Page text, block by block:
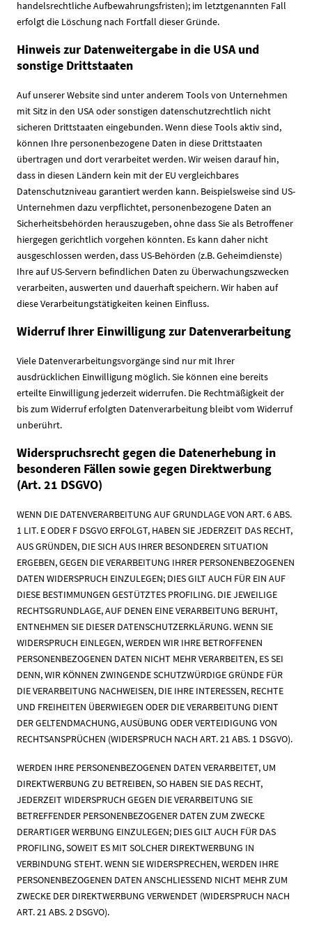
handelsrechtliche Aufbewahrungsfristen); im letztgenannten Fall
erfolgt die Löschung nach Fortfall dieser Gründe.
Hinweis zur Datenweitergabe in die USA und
sonstige Drittstaaten
Auf unserer Website sind unter anderem Tools von Unternehmen
mit Sitz in den USA oder sonstigen datenschutzrechtlich nicht
sicheren Drittstaaten eingebunden. Wenn diese Tools aktiv sind,
können Ihre personenbezogene Daten in diese Drittstaaten
übertragen und dort verarbeitet werden. Wir weisen darauf hin,
dass in diesen Ländern kein mit der EU vergleichbares
Datenschutzniveau garantiert werden kann. Beispielsweise sind US-
Unternehmen dazu verpflichtet, personenbezogene Daten an
Sicherheitsbehörden herauszugeben, ohne dass Sie als Betroffener
hiergegen gerichtlich vorgehen könnten. Es kann daher nicht
ausgeschlossen werden, dass US-Behörden (z.B. Geheimdienste)
Ihre auf US-Servern befindlichen Daten zu Überwachungszwecken
verarbeiten, auswerten und dauerhaft speichern. Wir haben auf
diese Verarbeitungstätigkeiten keinen Einfluss.
Widerruf Ihrer Einwilligung zur Datenverarbeitung
Viele Datenverarbeitungsvorgänge sind nur mit Ihrer
ausdrücklichen Einwilligung möglich. Sie können eine bereits
erteilte Einwilligung jederzeit widerrufen. Die Rechtmäßigkeit der
bis zum Widerruf erfolgten Datenverarbeitung bleibt vom Widerruf
unberührt.
Widerspruchsrecht gegen die Datenerhebung in
besonderen Fällen sowie gegen Direktwerbung
(Art. 21 DSGVO)
WENN DIE DATENVERARBEITUNG AUF GRUNDLAGE VON ART. 6 ABS.
1 LIT. E ODER F DSGVO ERFOLGT, HABEN SIE JEDERZEIT DAS RECHT,
AUS GRÜNDEN, DIE SICH AUS IHRER BESONDEREN SITUATION
ERGEBEN, GEGEN DIE VERARBEITUNG IHRER PERSONENBEZOGENEN
DATEN WIDERSPRUCH EINZULEGEN; DIES GILT AUCH FÜR EIN AUF
DIESE BESTIMMUNGEN GESTÜTZTES PROFILING. DIE JEWEILIGE
RECHTSGRUNDLAGE, AUF DENEN EINE VERARBEITUNG BERUHT,
ENTNEHMEN SIE DIESER DATENSCHUTZERKLÄRUNG. WENN SIE
WIDERSPRUCH EINLEGEN, WERDEN WIR IHRE BETROFFENEN
PERSONENBEZOGENEN DATEN NICHT MEHR VERARBEITEN, ES SEI
DENN, WIR KÖNNEN ZWINGENDE SCHUTZWÜRDIGE GRÜNDE FÜR
DIE VERARBEITUNG NACHWEISEN, DIE IHRE INTERESSEN, RECHTE
UND FREIHEITEN ÜBERWIEGEN ODER DIE VERARBEITUNG DIENT
DER GELTENDMACHUNG, AUSÜBUNG ODER VERTEIDIGUNG VON
RECHTSANSPRÜCHEN (WIDERSPRUCH NACH ART. 21 ABS. 1 DSGVO).
WERDEN IHRE PERSONENBEZOGENEN DATEN VERARBEITET, UM
DIREKTWERBUNG ZU BETREIBEN, SO HABEN SIE DAS RECHT,
JEDERZEIT WIDERSPRUCH GEGEN DIE VERARBEITUNG SIE
BETREFFENDER PERSONENBEZOGENER DATEN ZUM ZWECKE
DERARTIGER WERBUNG EINZULEGEN; DIES GILT AUCH FÜR DAS
PROFILING, SOWEIT ES MIT SOLCHER DIREKTWERBUNG IN
VERBINDUNG STEHT. WENN SIE WIDERSPRECHEN, WERDEN IHRE
PERSONENBEZOGENEN DATEN ANSCHLIESSEND NICHT MEHR ZUM
ZWECKE DER DIREKTWERBUNG VERWENDET (WIDERSPRUCH NACH
ART. 21 ABS. 2 DSGVO).